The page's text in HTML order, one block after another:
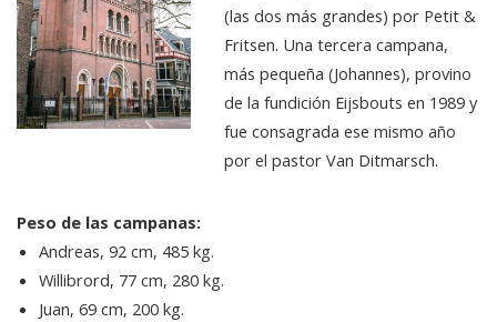
(las dos más grandes) por Petit &
Fritsen. Una tercera campana,
más pequeña (Johannes), provino
de la fundición Eijsbouts en 1989 y
fue consagrada ese mismo año
por el pastor Van Ditmarsch.
Peso de las campanas:
Andreas, 92 cm, 485 kg.
Willibrord, 77 cm, 280 kg.
Juan, 69 cm, 200 kg.